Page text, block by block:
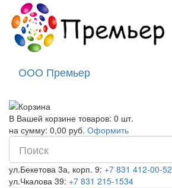
ООО Премьер
В Вашей корзине товаров: 0 шт.
на сумму: 0,00 руб. Оформить
ул.Бекетова 3а, корп. 9: +7 831 412-00-52
ул.Чкалова 39: +7 831 215-1534